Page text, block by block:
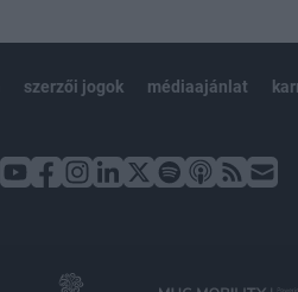
szerzői jogok médiaajánlat